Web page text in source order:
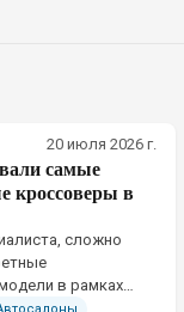
20 июля 2026 г.
самые
кроссоверы в
сложно
в рамках